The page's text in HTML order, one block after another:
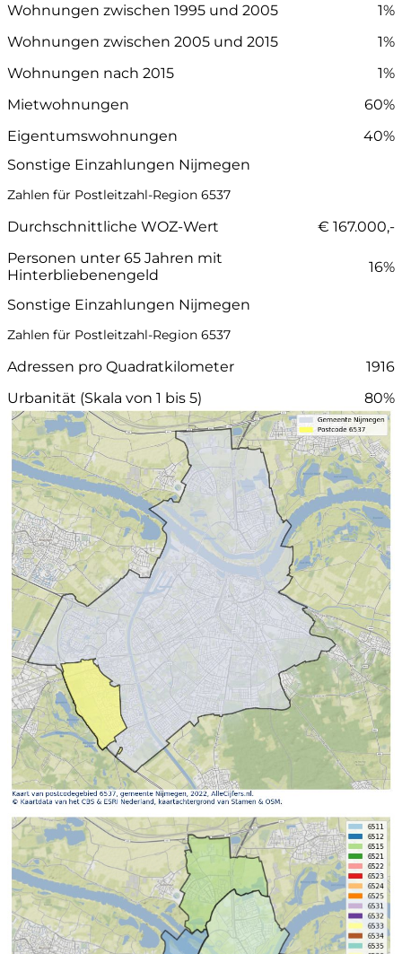
Wohnungen zwischen 1995 und 2005
1%
Wohnungen zwischen 2005 und 2015
1%
Wohnungen nach 2015
1%
Mietwohnungen
60%
Eigentumswohnungen
40%
Sonstige Einzahlungen Nijmegen
Zahlen für Postleitzahl-Region 6537
Durchschnittliche WOZ-Wert
€ 167.000,-
Personen unter 65 Jahren mit
Hinterbliebenengeld
16%
Sonstige Einzahlungen Nijmegen
Zahlen für Postleitzahl-Region 6537
Adressen pro Quadratkilometer
1916
Urbanität (Skala von 1 bis 5)
80%